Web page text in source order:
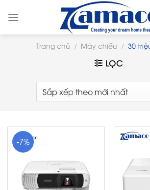
Trang chủ / Máy chiếu / 30
LỌC
-7%